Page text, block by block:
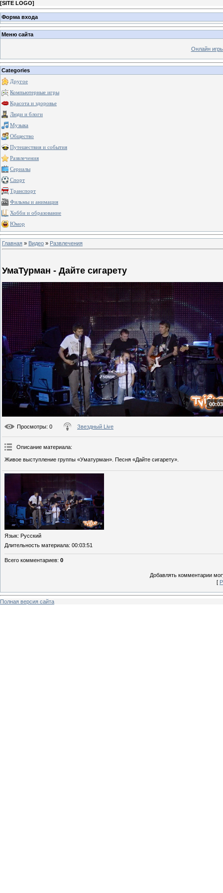
[SITE LOGO]
Форма входа
Меню сайта
Онлайн
Categories
Другое
Компьютерные игры
Красота и здоровье
Люди и блоги
Музыка
Общество
Путешествия и события
Развлечения
Сериалы
Спорт
Транспорт
Фильмы и анимация
Хобби и образование
Юмор
Главная » Видео » Развлечения
УмаТурман - Дайте сигарету
Просмотры: 0 Звездный Live
Описание материала:
Живое выступление группы «Уматурман». Песня «Дайте сигарету».
Язык: Русский
Длительность материала: 00:03:51
Всего комментариев: 0
Добавлять комментарии
[
Полная версия сайта